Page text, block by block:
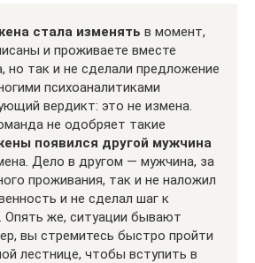
стала изменять в момент,
и проживаете вместе
но так и не сделали предложение
психоаналитиками
вердикт: это не измена.
не одобряет такие
появился другой мужчина
Дело в другом — мужчина, за
проживания, так и не наложил
и не сделал шаг к
Опять же, ситуации бывают
вы стремитесь быстро пройти
лестнице, чтобы вступить в